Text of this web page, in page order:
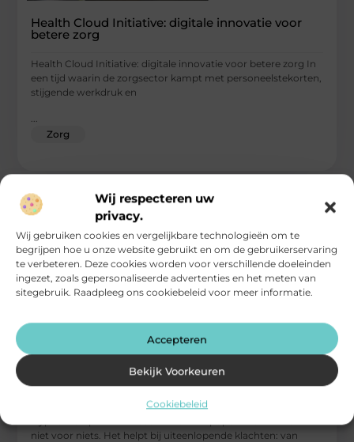
Wij respecteren uw
privacy.
Wij gebruiken cookies en vergelijkbare technologieën om te
begrijpen hoe u onze website gebruikt en om de gebruikerservaring
te verbeteren. Deze cookies worden voor verschillende doeleinden
ingezet, zoals gepersonaliseerde advertenties en het meten van
sitegebruik. Raadpleeg ons cookiebeleid voor meer informatie.
Accepteren
Bekijk Voorkeuren
Cookiebeleid
Health Cloud Initiative: digitale innovatie voor
betere zorg
Health Cloud Initiative: digitale innovatie voor betere zorg In
een tijd waarin de zorgsector kampt met personeelstekorten,
stijgende werkdruk en
Zorg
Waarom hypnotherapie zo goed werkt: de
kracht van het onderbewuste
niet voor niets. Het helpt bij uiteenlopende klachten: van